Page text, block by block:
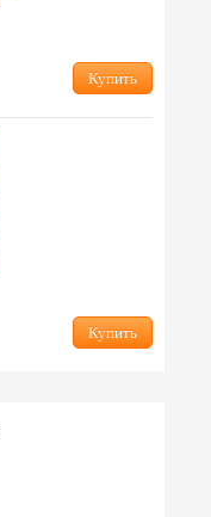
Купить
Купить